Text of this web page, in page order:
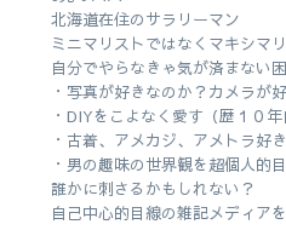
北海道在住のサラリーマン
ミニマリストではなくマキシマ
自分でやらなきゃ気が済まない
・写真が好きなのか？カメラが
・DIYをこよなく愛す（歴１０年
・古着、アメカジ、アメトラ好き
・男の趣味の世界観を超個人的
誰かに刺さるかもしれない？
自己中心的目線の雑記メディア